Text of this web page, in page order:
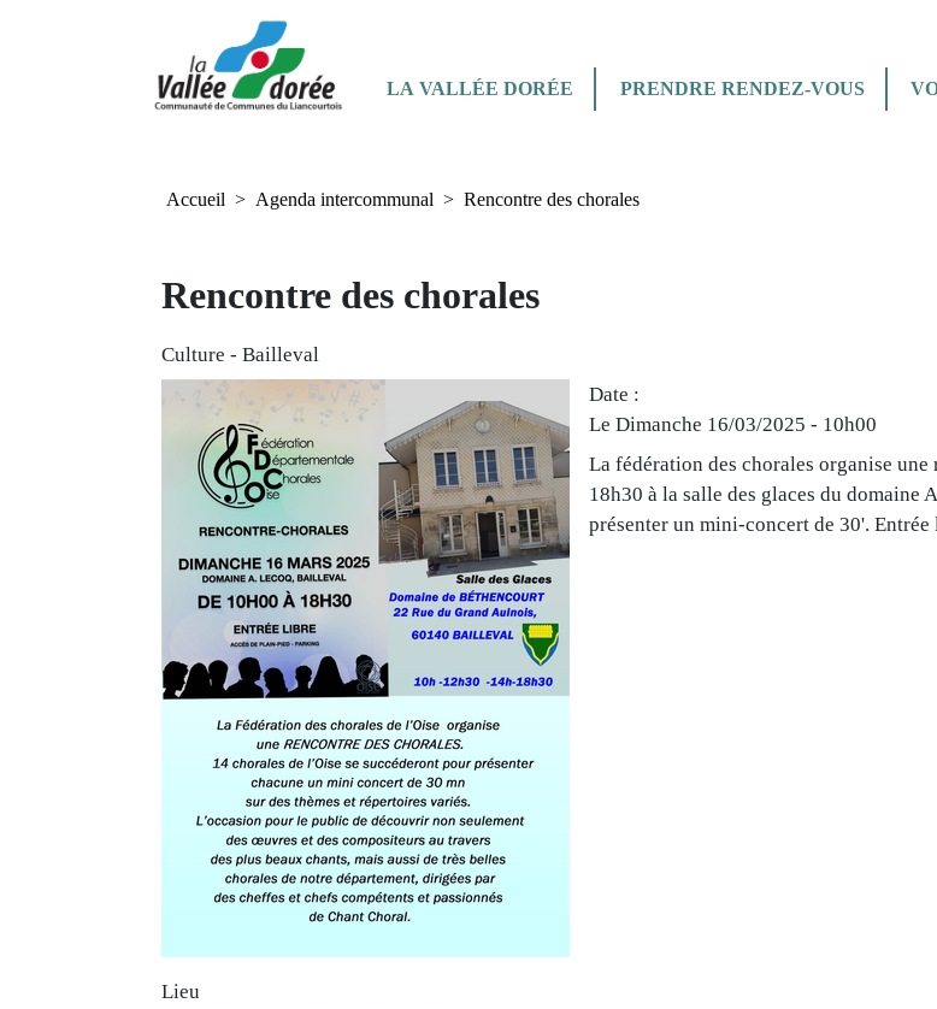
LA VALLÉE DORÉE PRENDRE RENDEZ-VOUS
Accueil Agenda intercommunal Rencontre des chorales
Rencontre des chorales
Culture - Bailleval
Date
Le Dimanche 16/03/2025 - 10h00
La fédération des chorales organise
18h30 à la salle des glaces du domaine
présenter un mini-concert de 30'. Entrée
Lieu